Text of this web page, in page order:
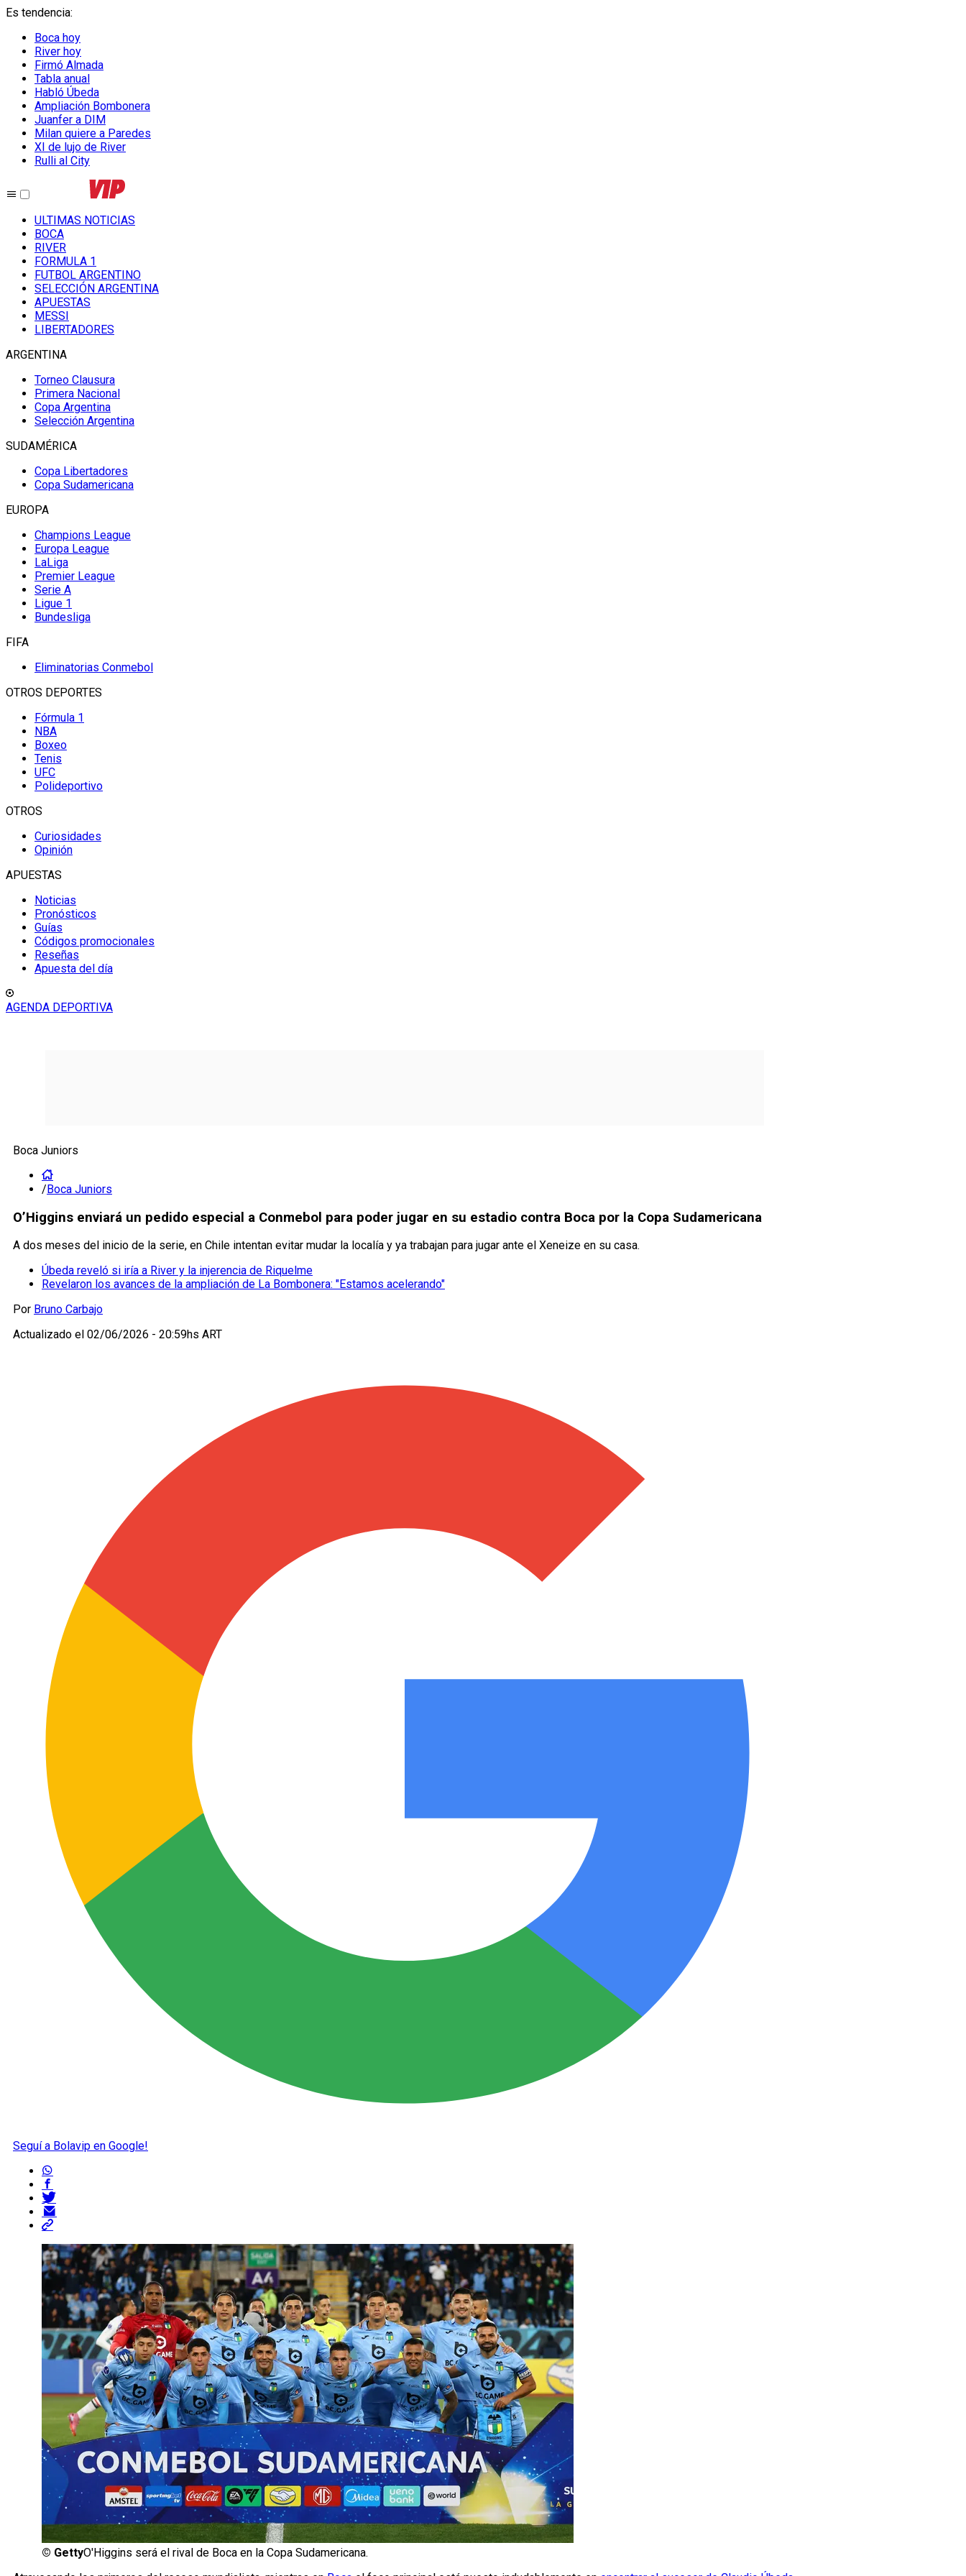
Es tendencia:
Boca hoy
River hoy
Firmó Almada
Tabla anual
Habló Úbeda
Ampliación Bombonera
Juanfer a DIM
Milan quiere a Paredes
XI de lujo de River
Rulli al City
ULTIMAS NOTICIAS
BOCA
RIVER
FORMULA 1
FUTBOL ARGENTINO
SELECCIÓN ARGENTINA
APUESTAS
MESSI
LIBERTADORES
ARGENTINA
Torneo Clausura
Primera Nacional
Copa Argentina
Selección Argentina
SUDAMÉRICA
Copa Libertadores
Copa Sudamericana
EUROPA
Champions League
Europa League
LaLiga
Premier League
Serie A
Ligue 1
Bundesliga
FIFA
Eliminatorias Conmebol
OTROS DEPORTES
Fórmula 1
NBA
Boxeo
Tenis
UFC
Polideportivo
OTROS
Curiosidades
Opinión
APUESTAS
Noticias
Pronósticos
Guías
Códigos promocionales
Reseñas
Apuesta del día
AGENDA DEPORTIVA
Boca Juniors
/Boca Juniors
O’Higgins enviará un pedido especial a Conmebol para poder jugar en su estadio contra Boca por la Copa Sudamericana
A dos meses del inicio de la serie, en Chile intentan evitar mudar la localía y ya trabajan para jugar ante el Xeneize en su casa.
Úbeda reveló si iría a River y la injerencia de Riquelme
Revelaron los avances de la ampliación de La Bombonera: "Estamos acelerando"
Por Bruno Carbajo
Actualizado el 02/06/2026 - 20:59hs ART
Seguí a Bolavip en Google!
© GettyO'Higgins será el rival de Boca en la Copa Sudamericana.